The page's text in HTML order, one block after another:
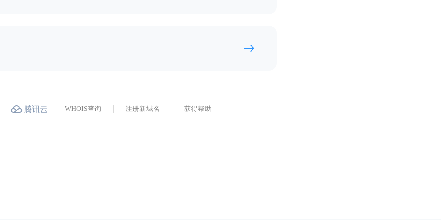
WHOIS查询 注册新域名 获得帮助